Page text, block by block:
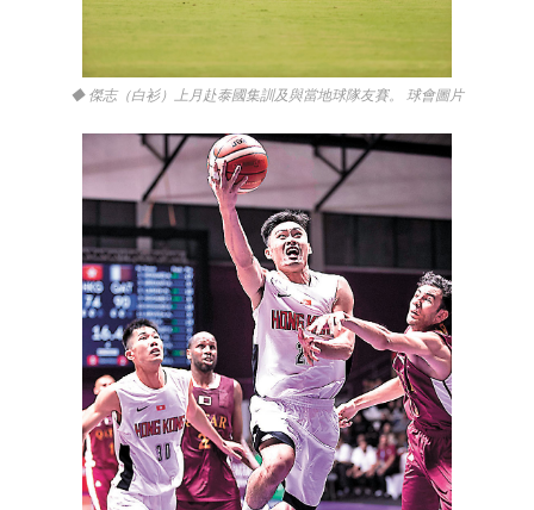
◆ 傑志（白衫）上月赴泰國集訓及與當地球隊友賽。 球會圖片